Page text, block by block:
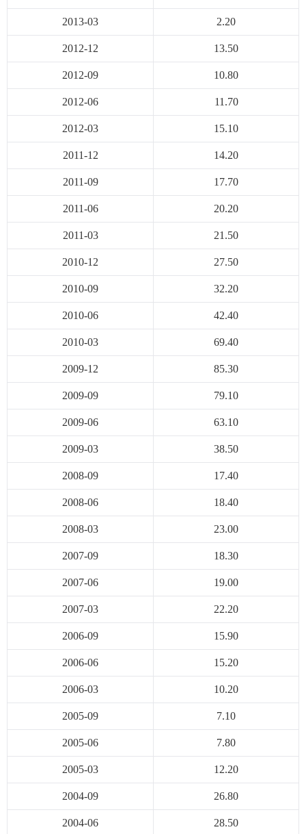
2013-03 2.20
2012-12 13.50
2012-09 10.80
2012-06 11.70
2012-03 15.10
2011-12 14.20
2011-09 17.70
2011-06 20.20
2011-03 21.50
2010-12 27.50
2010-09 32.20
2010-06 42.40
2010-03 69.40
2009-12 85.30
2009-09 79.10
2009-06 63.10
2009-03 38.50
2008-09 17.40
2008-06 18.40
2008-03 23.00
2007-09 18.30
2007-06 19.00
2007-03 22.20
2006-09 15.90
2006-06 15.20
2006-03 10.20
2005-09 7.10
2005-06 7.80
2005-03 12.20
2004-09 26.80
2004-06 28.50